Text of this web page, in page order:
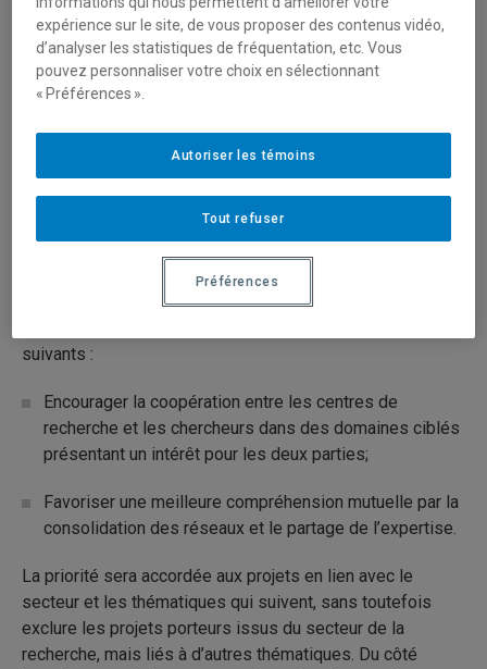
Secteur(s)
Sciences liées à la santé
Sciences naturelles et mathématiques
Description du programme
suivants :
Encourager la coopération entre les centres de
recherche et les chercheurs dans des domaines ciblés
présentant un intérêt pour les deux parties;
Favoriser une meilleure compréhension mutuelle par la
consolidation des réseaux et le partage de l’expertise.
La priorité sera accordée aux projets en lien avec le
secteur et les thématiques qui suivent, sans toutefois
exclure les projets porteurs issus du secteur de la
recherche, mais liés à d’autres thématiques. Du côté
expérience sur le site, de vous proposer des contenus vidéo,
d’analyser les statistiques de fréquentation, etc. Vous
pouvez personnaliser votre choix en sélectionnant
« Préférences ».
Tout refuser
Autoriser les témoins
Préférences